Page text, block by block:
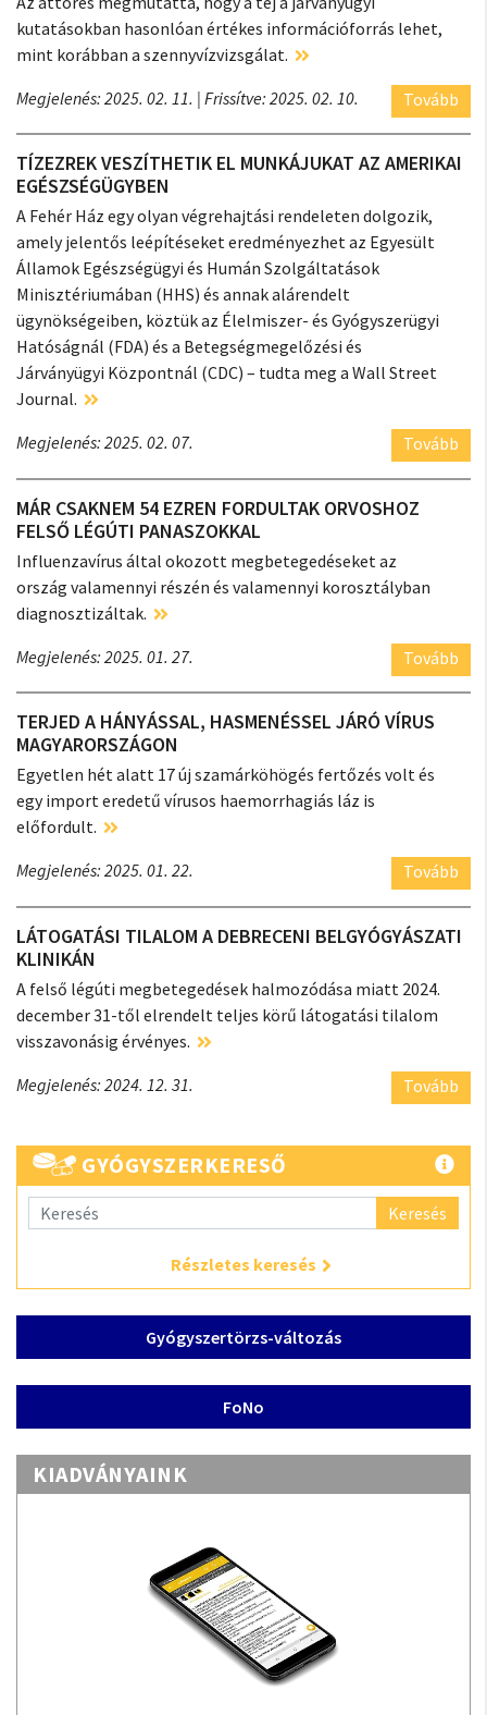
kutatásokban hasonlóan értékes információforrás lehet,
mint korábban a szennyvízvizsgálat.
Megjelenés: 2025. 02. 11. | Frissítve: 2025. 02. 10. Tovább
TÍZEZREK VESZÍTHETIK EL MUNKÁJUKAT AZ AMERIKAI
EGÉSZSÉGÜGYBEN
A Fehér Ház egy olyan végrehajtási rendeleten dolgozik,
amely jelentős leépítéseket eredményezhet az Egyesült
Államok Egészségügyi és Humán Szolgáltatások
Minisztériumában (HHS) és annak alárendelt
ügynökségeiben, köztük az Élelmiszer- és Gyógyszerügyi
Hatóságnál (FDA) és a Betegségmegelőzési és
Járványügyi Központnál (CDC) – tudta meg a Wall Street
Journal.
Megjelenés: 2025. 02. 07.
Tovább
MÁR CSAKNEM 54 EZREN FORDULTAK ORVOSHOZ
FELSŐ LÉGÚTI PANASZOKKAL
Influenzavírus által okozott megbetegedéseket az
ország valamennyi részén és valamennyi korosztályban
diagnosztizáltak.
Megjelenés: 2025. 01. 27.
Tovább
TERJED A HÁNYÁSSAL, HASMENÉSSEL JÁRÓ VÍRUS
MAGYARORSZÁGON
Egyetlen hét alatt 17 új szamárköhögés fertőzés volt és
egy import eredetű vírusos haemorrhagiás láz is
előfordult.
Megjelenés: 2025. 01. 22.
Tovább
LÁTOGATÁSI TILALOM A DEBRECENI BELGYÓGYÁSZATI
KLINIKÁN
A felső légúti megbetegedések halmozódása miatt 2024.
december 31-től elrendelt teljes körű látogatási tilalom
visszavonásig érvényes.
Megjelenés: 2024. 12. 31.
Tovább
GYÓGYSZERKERESŐ
Keresés
Részletes keresés
Gyógyszertörzs-változás
FoNo
KIADVÁNYAINK